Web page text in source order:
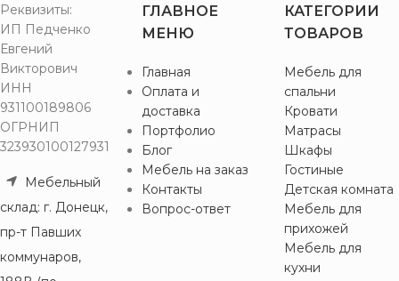
Реквизиты:
ИП Педченко
Евгений
Викторович
ИНН
931100189806
ОГРНИП
323930100127931
Мебельный
склад: г. Донецк,
пр-т Павших
коммунаров,
ГЛАВНОЕ
МЕНЮ
Главная
Оплата и
доставка
Портфолио
Блог
Мебель на заказ
Контакты
Вопрос-ответ
КАТЕГОРИИ
ТОВАРОВ
Мебель для
спальни
Кровати
Матрасы
Шкафы
Гостиные
Детская комната
Мебель для
прихожей
Мебель для
кухни